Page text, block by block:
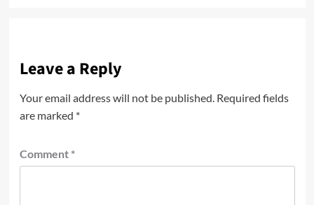
Leave a Reply
Your email address will not be published. Required fields
are marked *
Comment *